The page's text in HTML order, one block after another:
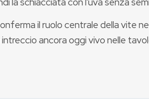
il ruolo centrale della vite
ancora oggi vivo nelle